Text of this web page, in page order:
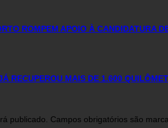
ROMPEM APOIO À CANDIDATURA
RECUPEROU MAIS DE 1.600
publicado. Campos obrigatórios são